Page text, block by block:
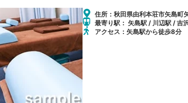
住所：秋田県由利本荘市矢島町
最寄り駅： 矢島駅 / 川辺駅 / 吉
アクセス：矢島駅から徒歩8分